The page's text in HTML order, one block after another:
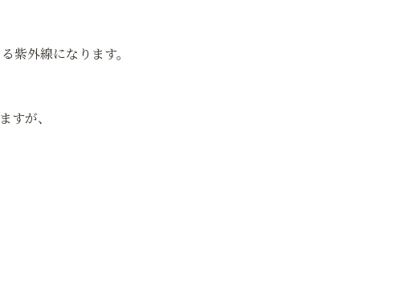
紫外線になります。
すが、